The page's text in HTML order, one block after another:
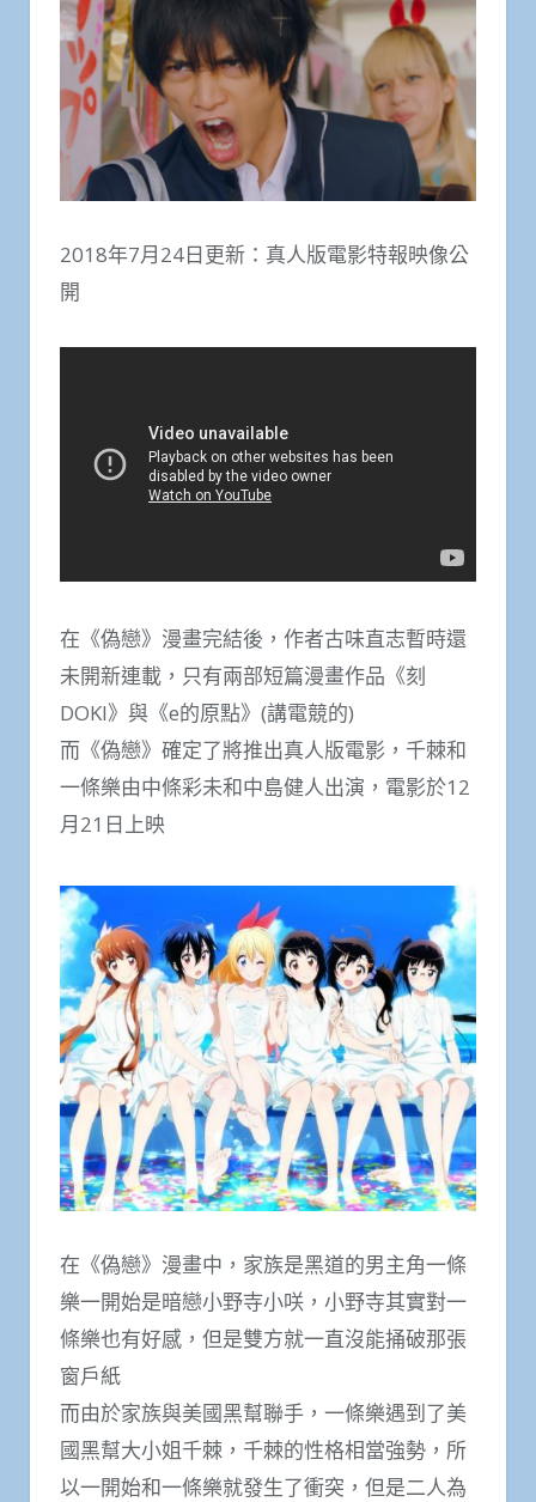
2018年7月24日更新：真人版電影特報映像公
開
在《偽戀》漫畫完結後，作者古味直志暫時還
未開新連載，只有兩部短篇漫畫作品《刻
DOKI》與《e的原點》(講電競的)
而《偽戀》確定了將推出真人版電影，千棘和
一條樂由中條彩未和中島健人出演，電影於12
月21日上映
在《偽戀》漫畫中，家族是黑道的男主角一條
樂一開始是暗戀小野寺小咲，小野寺其實對一
條樂也有好感，但是雙方就一直沒能捅破那張
窗戶紙
而由於家族與美國黑幫聯手，一條樂遇到了美
國黑幫大小姐千棘，千棘的性格相當強勢，所
以一開始和一條樂就發生了衝突，但是二人為